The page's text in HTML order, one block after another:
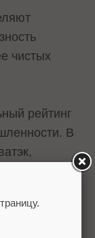
чистых
рейтинг
В